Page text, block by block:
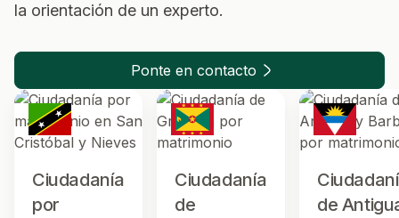
la orientación de un experto.
Ponte en contacto
Ciudadanía
por
Ciudadanía
de
de